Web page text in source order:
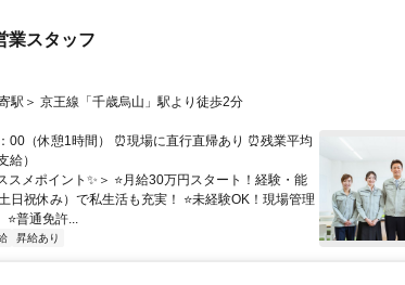
業スタッフ
：最寄駅＞ 京王線「千歳烏山」駅より徒歩2分
00（休憩1時間） ⏰現場に直行直帰あり ⏰残業平均
給）
スメポイント✨＞ ⭐月給30万円スタート！経験・能
日祝休み）で私生活も充実！ ⭐未経験OK！現場管理
⭐普通免許...
昇給あり